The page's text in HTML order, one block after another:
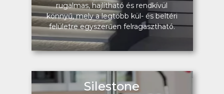
rugalmas, hajlítható és rendkívül
könnyű, mely a legtöbb kül- és beltéri
felületre egyszerűen felragasztható.
Silestone